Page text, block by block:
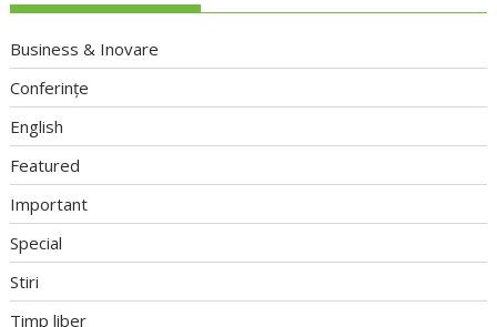
Business & Inovare
Conferințe
English
Featured
Important
Special
Stiri
Timp liber